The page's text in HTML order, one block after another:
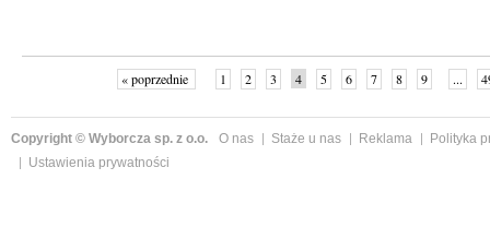
« poprzednie 1 2 3 4 5 6 7 8 9 ...
Copyright © Wyborcza sp. z o.o. O nas Staże u nas Reklama
Polityka
Ustawienia prywatności